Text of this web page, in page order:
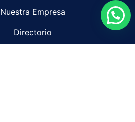
Nuestra Empresa
Directorio